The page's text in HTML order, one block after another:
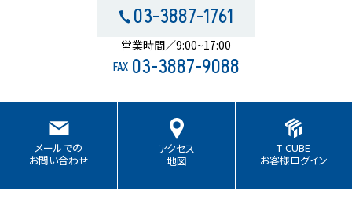
03-3887-1761
営業時間／9:00~17:00
FAX 03-3887-9088
メールでの
お問い合わせ
アクセス
地図
T-CUBE
お客様ログイン